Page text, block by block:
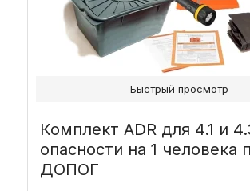
Комплект ADR для 4.1 и
опасности на 1 человека
ДОПОГ
Быстрый просмотр